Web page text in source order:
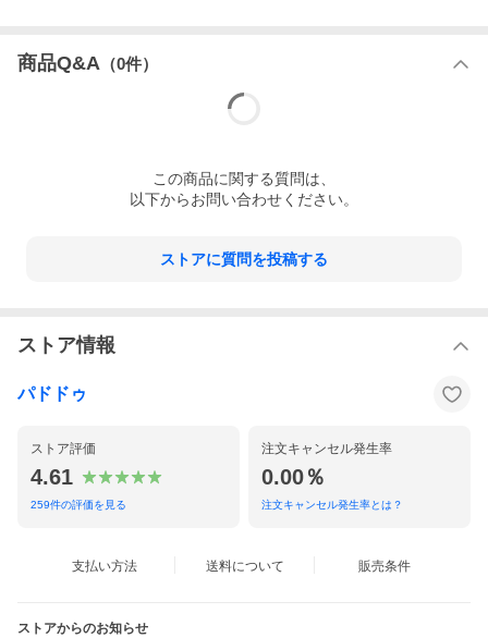
商品Q&A （0件）
この商品に関する質問は、
以下からお問い合わせください。
ストアに質問を投稿する
ストア情報
パドドゥ
ストア評価
4.61
259件の評価を見る
注文キャンセル発生率
0.00％
注文キャンセル発生率とは？
支払い方法 送料について 販売条件
ストアからのお知らせ